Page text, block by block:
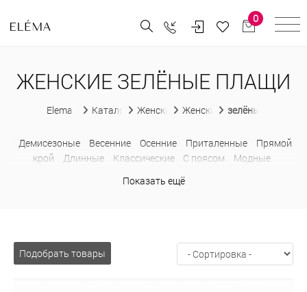
0
ЖЕНСКИЕ ЗЕЛЁНЫЕ ПЛАЩИ
Elema Каталог Женская одеждаЖенские плащизелёные плащи
Демисезоные Весенние Осенние Приталенные
Прямой
крой
Длинные Классические С поясом
Модные
Показать ещё
Подобрать товары